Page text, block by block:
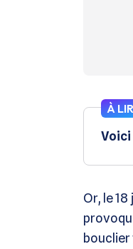
À
Or, le
bouclier